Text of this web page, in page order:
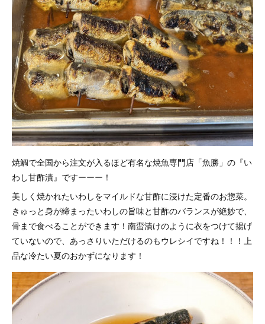
焼鯛で全国から注文が入るほど有名な焼魚専門店「魚勝」の『い
わし甘酢漬』ですーーー！
美しく焼かれたいわしをマイルドな甘酢に浸けた定番のお惣菜。
きゅっと身が締まったいわしの旨味と甘酢のバランスが絶妙で、
骨まで食べることができます！南蛮漬けのように衣をつけて揚げ
ていないので、あっさりいただけるのもウレシイですね！！！上
品な冷たい夏のおかずになります！